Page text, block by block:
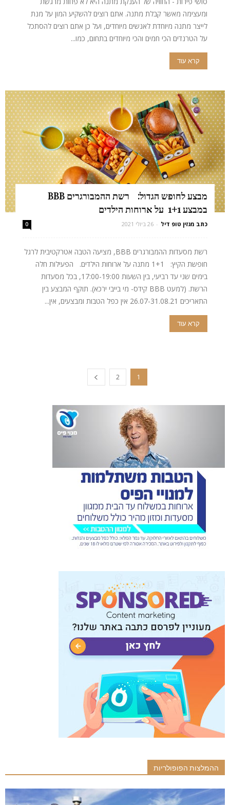
ומעצימה מאשר קבלת מתנה. אתם רוצים להשקיע המון על מנת
לייצר מתנה מיוחדת לאנשים מיוחדים, ועל כן אתם רוצים להסתכל
על הטרנדים הכי חמים והכי מיוחדים בתחום, כמו...
קרא עוד
מבצע לחופש הגדול: רשת ההמבורגרים BBB
במבצע 1+1 על ארוחות הילדים
כתב מגזין טופ דיל - 26 ביולי 2021 0
רשת מסעדות ההמבורגרים BBB, מציעה הטבה אטרקטיבית לרגל
חופשת הקיץ: 1+1 מתנה על ארוחות הילדים. הפעילות חלה
בימים שני עד רביעי, בין השעות 17:00-19:00, בכל מסעדות
הרשת. (למעט BBB קידס- מי בייבי ירכא). תוקף המבצע בין
התאריכים 26.07-31.08.21 אין כפל הטבות ומבצעים, אין...
קרא עוד
1
2
ההמלצות הפופולריות